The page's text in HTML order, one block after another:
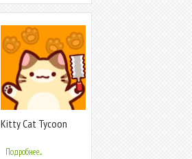
Kitty Cat Tycoon
Подробнее...